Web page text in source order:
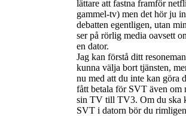
lättare att fastna framför
gammel-tv) men det hör ju
debatten egentligen, utan
ser på rörlig media oavsett
en dator.
Jag kan förstå ditt
kunna välja bort tjänsten,
nu med att du inte kan göra
fått betala för SVT även om
sin TV till TV3. Om du ska
SVT i datorn bör du